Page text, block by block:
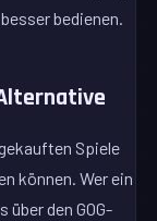
bedienen.
Spiele
können. Wer ein
über den GOG-